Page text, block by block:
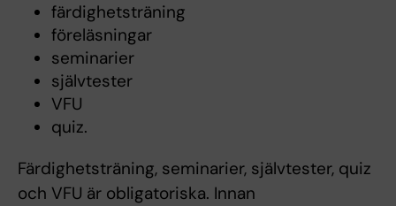
färdighetsträning
föreläsningar
seminarier
självtester
VFU
quiz.
Färdighetsträning, seminarier, självtester, quiz
och VFU är obligatoriska. Innan